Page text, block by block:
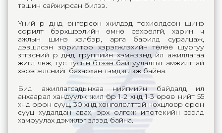
түвшин сайжирсан билээ.
Үүний үр дүнд өнгөрсөн жилүүдэд тохиолдсон шинэ
сорилт бэрхшээлийн өмнө сөхрөлгүй, харин ч
ажлын шинэ хэлбэр, арга барилд суралцаж,
дэвшүүлсэн зорилтоо хэрэгжүүлэхийн төлөө шургуу
зүтгэсний үр дүнд группийн хэмжээнд үйл ажиллагаа
жигд явж, тус тусын бүтээн байгуулалтыг амжилттай
хэрэгжүүлснийг бахархан тэмдэглэж байна.
Бид ажиллагсадынхаа нийгмийн байдалд илүү
анхаарал хандуулж жил бүр 1-2 хүнд 1-3 өрөө нийт 55
хүнд орон сууц, 30 хүнд хөнгөлөлттэй нөхцлөөр орон
сууц худалдан авах, эрх олгож ипотекийн зээлд
хамруулах дэмжлэг үзүүлээд байна.